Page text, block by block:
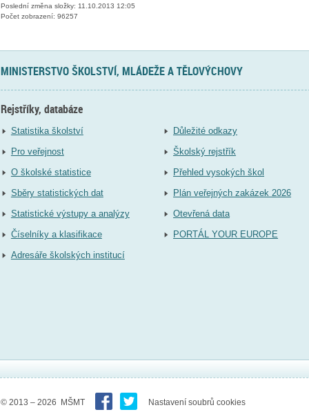
Poslední změna složky: 11.10.2013 12:05
Počet zobrazení: 96257
MINISTERSTVO ŠKOLSTVÍ, MLÁDEŽE A TĚLOVÝCHOVY
Rejstříky, databáze
Statistika školství
Pro veřejnost
O školské statistice
Sběry statistických dat
Statistické výstupy a analýzy
Číselníky a klasifikace
Adresáře školských institucí
Důležité odkazy
Školský rejstřík
Přehled vysokých škol
Plán veřejných zakázek 2026
Otevřená data
PORTÁL YOUR EUROPE
© 2013 – 2026 MŠMT Nastavení soubrů cookies